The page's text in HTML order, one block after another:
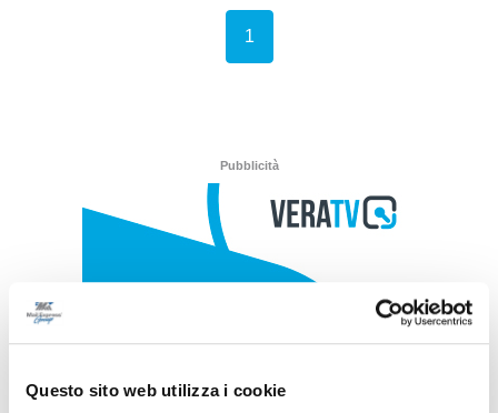
Questo sito web utilizza i cookie
1
Pubblicità